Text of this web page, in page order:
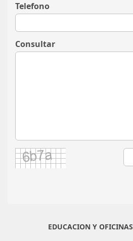
Telefono
Consultar
EDUCACION Y OFICINAS